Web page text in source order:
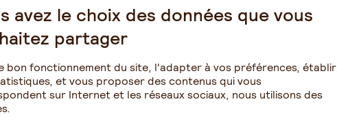
(embolie pulmonaire).
(prise de sang) : par exemple, calcium ou glycémie
trop bas.
incite à nejamais minimiser des nausées.
de nausées négligées ?
avez le choix des données que vous
partager
bon fonctionnement du site, l'adapter à vos préférences, établir
et vous proposer des contenus qui vous
sur Internet et les réseaux sociaux, nous utilisons des